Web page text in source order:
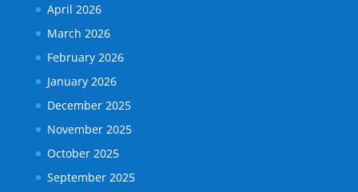
April 2026
March 2026
February 2026
January 2026
December 2025
November 2025
October 2025
September 2025